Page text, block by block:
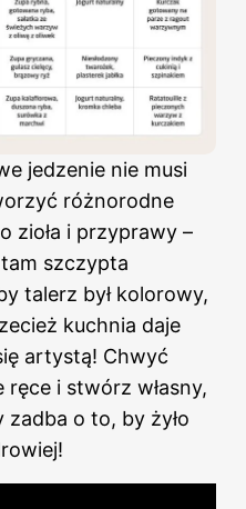
jedzenie nie musi
różnorodne
zioła i przyprawy –
szczypta
talerz był kolorowy,
kuchnia daje
artystą! Chwyć
i stwórz własny,
zadba o to, by żyło